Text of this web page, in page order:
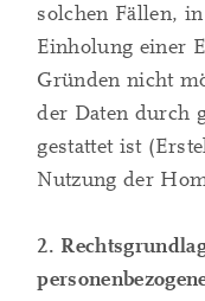
solchen Fällen,
Einholung einer
Gründen nicht
der Daten durch
gestattet ist
Nutzung der
2.